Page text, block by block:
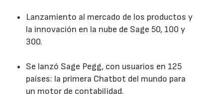
Lanzamiento al mercado de los productos y
la innovación en la nube de Sage 50, 100 y
300.
Se lanzó Sage Pegg, con usuarios en 125
países: la primera Chatbot del mundo para
un motor de contabilidad.